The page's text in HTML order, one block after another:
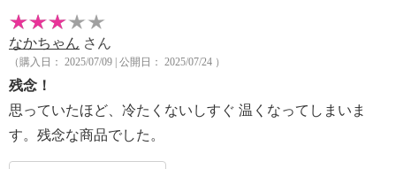
なかちゃん さん
（購入日： 2025/07/09 | 公開日： 2025/07/24 ）
残念！
思っていたほど、冷たくないしすぐ 温くなってしまいま
す。残念な商品でした。